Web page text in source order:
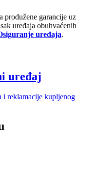
produžene garancije uz
uređaja obuhvaćenih
uređaja.
uređaj
i reklamacije kupljenog